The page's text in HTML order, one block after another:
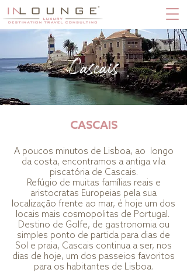
Cascais
CASCAIS
A poucos minutos de Lisboa, ao longo
da costa, encontramos a antiga vila
piscatória de Cascais.
Refúgio de muitas famílias reais e
aristocratas Europeias pela sua
localização frente ao mar, é hoje um dos
locais mais cosmopolitas de Portugal.
Destino de Golfe, de gastronomia ou
simples ponto de partida para dias de
Sol e praia, Cascais continua a ser, nos
dias de hoje, um dos passeios favoritos
para os habitantes de Lisboa.